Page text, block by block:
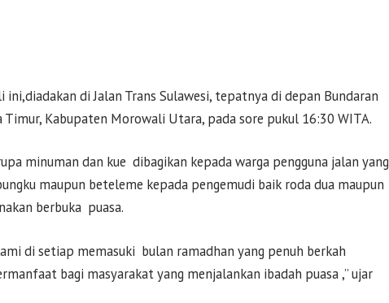
di Jalan Trans Sulawesi, tepatnya di depan Bundaran
Timur, Kabupaten Morowali Utara, pada sore pukul 16:30 WITA.
minuman dan kue dibagikan kepada warga pengguna jalan yang
maupun beteleme kepada pengemudi baik roda dua maupun
berbuka puasa.
di setiap memasuki bulan ramadhan yang penuh berkah
bagi masyarakat yang menjalankan ibadah puasa ,” ujar